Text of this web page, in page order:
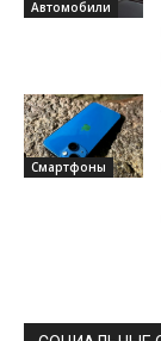
Автомобили
Смартфоны